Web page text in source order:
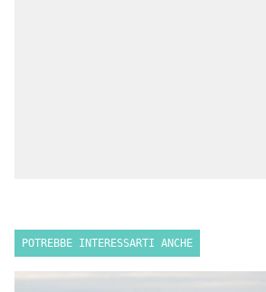
POTREBBE INTERESSARTI ANCHE